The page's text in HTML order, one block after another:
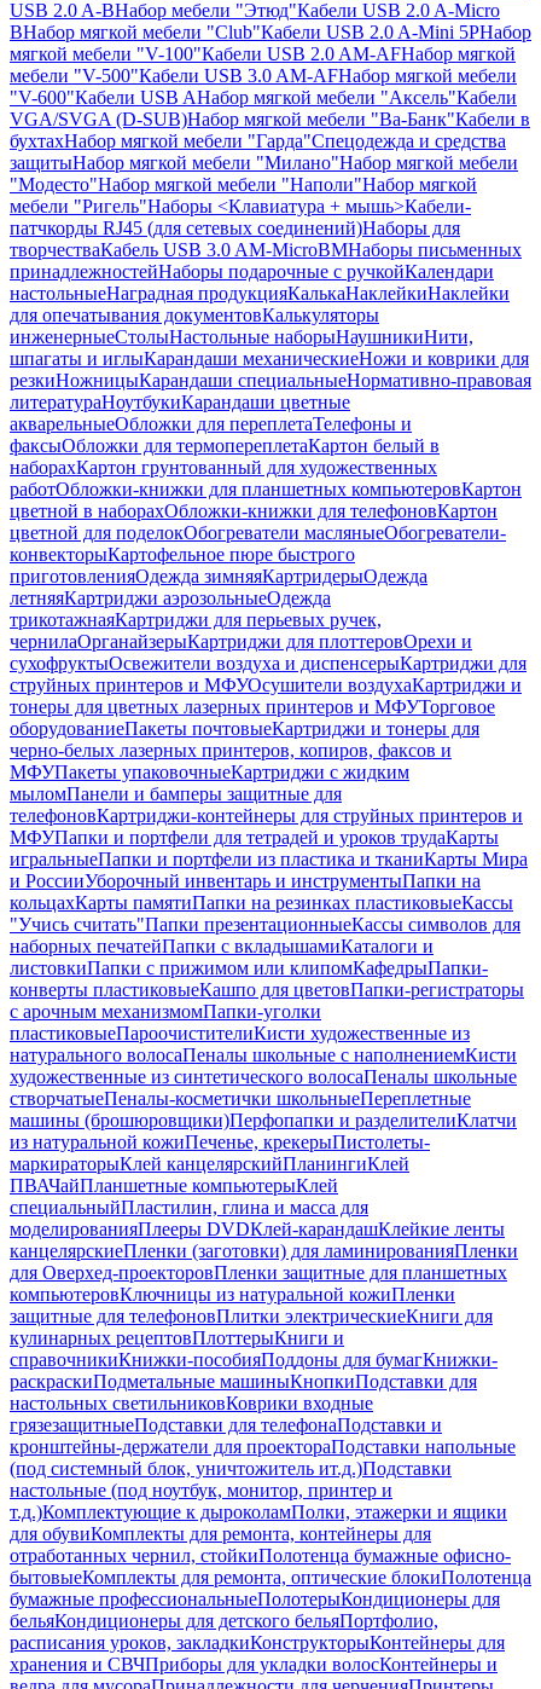
USB 2.0 A-BНабор мебели "Этюд"Кабели USB 2.0 A-Micro
BНабор мягкой мебели "Club"Кабели USB 2.0 A-Mini 5PНабор
мягкой мебели "V-100"Кабели USB 2.0 AM-AFНабор мягкой
мебели "V-500"Кабели USB 3.0 AM-AFНабор мягкой мебели
"V-600"Кабели USB AНабор мягкой мебели "Аксель"Кабели
VGA/SVGA (D-SUB)Набор мягкой мебели "Ва-Банк"Кабели в
бухтахНабор мягкой мебели "Гарда"Спецодежда и средства
защитыНабор мягкой мебели "Милано"Набор мягкой мебели
"Модесто"Набор мягкой мебели "Наполи"Набор мягкой
мебели "Ригель"Наборы <Клавиатура + мышь>Кабели-
патчкорды RJ45 (для сетевых соединений)Наборы для
творчестваКабель USB 3.0 AM-MicroBMНаборы письменных
принадлежностейНаборы подарочные с ручкойКалендари
настольныеНаградная продукцияКалькаНаклейкиНаклейки
для опечатывания документовКалькуляторы
инженерныеСтолыНастольные наборыНаушникиНити,
шпагаты и иглыКарандаши механическиеНожи и коврики для
резкиНожницыКарандаши специальныеНормативно-правовая
литератураНоутбукиКарандаши цветные
акварельныеОбложки для переплетаТелефоны и
факсыОбложки для термопереплетаКартон белый в
наборахКартон грунтованный для художественных
работОбложки-книжки для планшетных компьютеровКартон
цветной в наборахОбложки-книжки для телефоновКартон
цветной для поделокОбогреватели масляныеОбогреватели-
конвекторыКартофельное пюре быстрого
приготовленияОдежда зимняяКартридерыОдежда
летняяКартриджи аэрозольныеОдежда
трикотажнаяКартриджи для перьевых ручек,
чернилаОрганайзерыКартриджи для плоттеровОрехи и
сухофруктыОсвежители воздуха и диспенсерыКартриджи для
струйных принтеров и МФУОсушители воздухаКартриджи и
тонеры для цветных лазерных принтеров и МФУТорговое
оборудованиеПакеты почтовыеКартриджи и тонеры для
черно-белых лазерных принтеров, копиров, факсов и
МФУПакеты упаковочныеКартриджи с жидким
мыломПанели и бамперы защитные для
телефоновКартриджи-контейнеры для струйных принтеров и
МФУПапки и портфели для тетрадей и уроков трудаКарты
игральныеПапки и портфели из пластика и тканиКарты Мира
и РоссииУборочный инвентарь и инструментыПапки на
кольцахКарты памятиПапки на резинках пластиковыеКассы
"Учись считать"Папки презентационныеКассы символов для
наборных печатейПапки с вкладышамиКаталоги и
листовкиПапки с прижимом или клипомКафедрыПапки-
конверты пластиковыеКашпо для цветовПапки-регистраторы
с арочным механизмомПапки-уголки
пластиковыеПароочистителиКисти художественные из
натурального волосаПеналы школьные с наполнениемКисти
художественные из синтетического волосаПеналы школьные
створчатыеПеналы-косметички школьныеПереплетные
машины (брошюровщики)Перфопапки и разделителиКлатчи
из натуральной кожиПеченье, крекерыПистолеты-
маркираторыКлей канцелярскийПланингиКлей
ПВАЧайПланшетные компьютерыКлей
специальныйПластилин, глина и масса для
моделированияПлееры DVDКлей-карандашКлейкие ленты
канцелярскиеПленки (заготовки) для ламинированияПленки
для Оверхед-проекторовПленки защитные для планшетных
компьютеровКлючницы из натуральной кожиПленки
защитные для телефоновПлитки электрическиеКниги для
кулинарных рецептовПлоттерыКниги и
справочникиКнижки-пособияПоддоны для бумагКнижки-
раскраскиПодметальные машиныКнопкиПодставки для
настольных светильниковКоврики входные
грязезащитныеПодставки для телефонаПодставки и
кронштейны-держатели для проектораПодставки напольные
(под системный блок, уничтожитель ит.д.)Подставки
настольные (под ноутбук, монитор, принтер и
т.д.)Комплектующие к дыроколамПолки, этажерки и ящики
для обувиКомплекты для ремонта, контейнеры для
отработанных чернил, стойкиПолотенца бумажные офисно-
бытовыеКомплекты для ремонта, оптические блокиПолотенца
бумажные профессиональныеПолотерыКондиционеры для
бельяКондиционеры для детского бельяПортфолио,
расписания уроков, закладкиКонструкторыКонтейнеры для
хранения и СВЧПриборы для укладки волосКонтейнеры и